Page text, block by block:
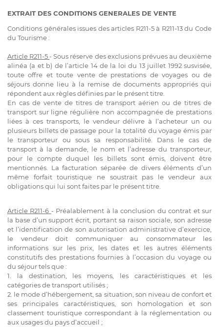
EXTRAIT DES CONDITIONS GENERALES DE VENTE
Conditions générales issues des articles R211-5 à R211-13 du Code
du Tourisme :
Article R211-5- Sous réserve des exclusions prévues au deuxième
alinéa (a et b) de l’article 14 de la loi du 13 juillet 1992 susvisée,
toute offre et toute vente de prestations de voyages ou de
séjours donne lieu à la remise de documents appropriés qui
répondent aux règles définies par le présent titre.
En cas de vente de titres de transport aérien ou de titres de
transport sur ligne régulière non accompagnée de prestations
liées à ces transports, le vendeur délivre à l’acheteur un ou
plusieurs billets de passage pour la totalité du voyage émis par
le transporteur ou sous sa responsabilité. Dans le cas de
transport à la demande, le nom et l’adresse du transporteur,
pour le compte duquel les billets sont émis, doivent être
mentionnés. La facturation séparée de divers éléments d’un
même forfait touristique ne soustrait pas le vendeur aux
obligations qui lui sont faites par le présent titre.
Article R211-6 - Préalablement à la conclusion du contrat et sur
la base d’un support écrit, portant sa raison sociale, son adresse
et l’identification de son autorisation administrative d’exercice,
le vendeur doit communiquer au consommateur les
informations sur les prix, les dates et les autres éléments
constitutifs des prestations fournies à l’occasion du voyage ou
du séjour tels que :
1. la destination, les moyens, les caractéristiques et les
catégories de transport utilisés ;
2. le mode d’hébergement, sa situation, son niveau de confort et
ses principales caractéristiques, son homologation et son
classement touristique correspondant à la réglementation ou
aux usages du pays d’accueil ;